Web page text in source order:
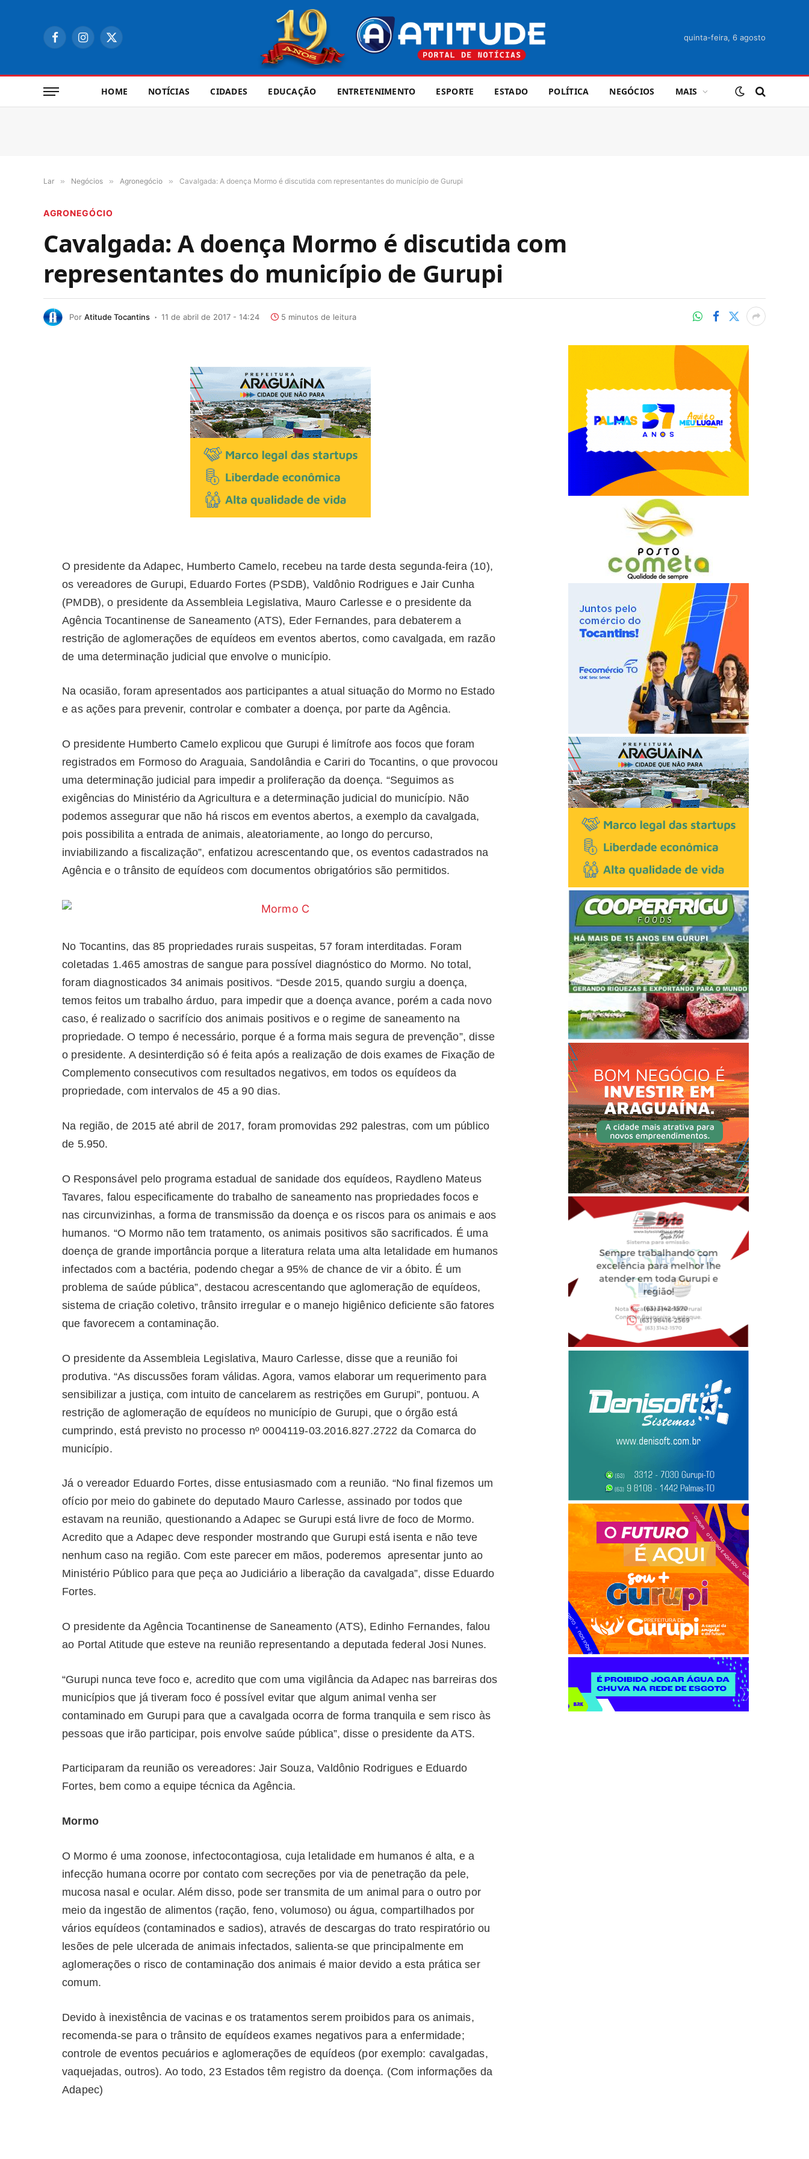
FacebookInstagram
X
quinta-feira, 6 agosto
HOME NOTÍCIAS CIDADES EDUCAÇÃO ENTRETENIMENTO ESPORTE ESTADO POLÍTICA NEGÓCIOS MAIS
Lar » Negócios » Agronegócio » Cavalgada: A doença Mormo é discutida com representantes do município de Gurupi
AGRONEGÓCIO
Cavalgada: A doença Mormo é discutida com
representantes do município de Gurupi
Por Atitude Tocantins 11 de abril de 2017 - 14:24 5 minutos de leitura
O presidente da Adapec, Humberto Camelo, recebeu na tarde desta segunda-feira (10),
os vereadores de Gurupi, Eduardo Fortes (PSDB), Valdônio Rodrigues e Jair Cunha
(PMDB), o presidente da Assembleia Legislativa, Mauro Carlesse e o presidente da
Agência Tocantinense de Saneamento (ATS), Eder Fernandes, para debaterem a
restrição de aglomerações de equídeos em eventos abertos, como cavalgada, em razão
de uma determinação judicial que envolve o município.
Na ocasião, foram apresentados aos participantes a atual situação do Mormo no Estado
e as ações para prevenir, controlar e combater a doença, por parte da Agência.
O presidente Humberto Camelo explicou que Gurupi é limítrofe aos focos que foram
registrados em Formoso do Araguaia, Sandolândia e Cariri do Tocantins, o que provocou
uma determinação judicial para impedir a proliferação da doença. “Seguimos as
exigências do Ministério da Agricultura e a determinação judicial do município. Não
podemos assegurar que não há riscos em eventos abertos, a exemplo da cavalgada,
pois possibilita a entrada de animais, aleatoriamente, ao longo do percurso,
inviabilizando a fiscalização”, enfatizou acrescentando que, os eventos cadastrados na
Agência e o trânsito de equídeos com documentos obrigatórios são permitidos.
No Tocantins, das 85 propriedades rurais suspeitas, 57 foram interditadas. Foram
coletadas 1.465 amostras de sangue para possível diagnóstico do Mormo. No total,
foram diagnosticados 34 animais positivos. “Desde 2015, quando surgiu a doença,
temos feitos um trabalho árduo, para impedir que a doença avance, porém a cada novo
caso, é realizado o sacrifício dos animais positivos e o regime de saneamento na
propriedade. O tempo é necessário, porque é a forma mais segura de prevenção”, disse
o presidente. A desinterdição só é feita após a realização de dois exames de Fixação de
Complemento consecutivos com resultados negativos, em todos os equídeos da
propriedade, com intervalos de 45 a 90 dias.
Na região, de 2015 até abril de 2017, foram promovidas 292 palestras, com um público
de 5.950.
O Responsável pelo programa estadual de sanidade dos equídeos, Raydleno Mateus
Tavares, falou especificamente do trabalho de saneamento nas propriedades focos e
nas circunvizinhas, a forma de transmissão da doença e os riscos para os animais e aos
humanos. “O Mormo não tem tratamento, os animais positivos são sacrificados. É uma
doença de grande importância porque a literatura relata uma alta letalidade em humanos
infectados com a bactéria, podendo chegar a 95% de chance de vir a óbito. É um
problema de saúde pública”, destacou acrescentando que aglomeração de equídeos,
sistema de criação coletivo, trânsito irregular e o manejo higiênico deficiente são fatores
que favorecem a contaminação.
O presidente da Assembleia Legislativa, Mauro Carlesse, disse que a reunião foi
produtiva. “As discussões foram válidas. Agora, vamos elaborar um requerimento para
sensibilizar a justiça, com intuito de cancelarem as restrições em Gurupi”, pontuou. A
restrição de aglomeração de equídeos no município de Gurupi, que o órgão está
cumprindo, está previsto no processo nº 0004119-03.2016.827.2722 da Comarca do
município.
Já o vereador Eduardo Fortes, disse entusiasmado com a reunião. “No final fizemos um
ofício por meio do gabinete do deputado Mauro Carlesse, assinado por todos que
estavam na reunião, questionando a Adapec se Gurupi está livre de foco de Mormo.
Acredito que a Adapec deve responder mostrando que Gurupi está isenta e não teve
nenhum caso na região. Com este parecer em mãos, poderemos apresentar junto ao
Ministério Público para que peça ao Judiciário a liberação da cavalgada”, disse Eduardo
Fortes.
O presidente da Agência Tocantinense de Saneamento (ATS), Edinho Fernandes, falou
ao Portal Atitude que esteve na reunião representando a deputada federal Josi Nunes.
“Gurupi nunca teve foco e, acredito que com uma vigilância da Adapec nas barreiras dos
municípios que já tiveram foco é possível evitar que algum animal venha ser
contaminado em Gurupi para que a cavalgada ocorra de forma tranquila e sem risco às
pessoas que irão participar, pois envolve saúde pública”, disse o presidente da ATS.
Participaram da reunião os vereadores: Jair Souza, Valdônio Rodrigues e Eduardo
Fortes, bem como a equipe técnica da Agência.
Mormo
O Mormo é uma zoonose, infectocontagiosa, cuja letalidade em humanos é alta, e a
infecção humana ocorre por contato com secreções por via de penetração da pele,
mucosa nasal e ocular. Além disso, pode ser transmita de um animal para o outro por
meio da ingestão de alimentos (ração, feno, volumoso) ou água, compartilhados por
vários equídeos (contaminados e sadios), através de descargas do trato respiratório ou
lesões de pele ulcerada de animais infectados, salienta-se que principalmente em
aglomerações o risco de contaminação dos animais é maior devido a esta prática ser
comum.
Devido à inexistência de vacinas e os tratamentos serem proibidos para os animais,
recomenda-se para o trânsito de equídeos exames negativos para a enfermidade;
controle de eventos pecuários e aglomerações de equídeos (por exemplo: cavalgadas,
vaquejadas, outros). Ao todo, 23 Estados têm registro da doença. (Com informações da
Adapec)